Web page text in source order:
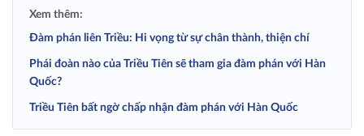
Xem thêm:
Đàm phán liên Triều: Hi vọng từ sự chân thành, thiện chí
Phái đoàn nào của Triều Tiên sẽ tham gia đàm phán với Hàn
Quốc?
Triều Tiên bất ngờ chấp nhận đàm phán với Hàn Quốc